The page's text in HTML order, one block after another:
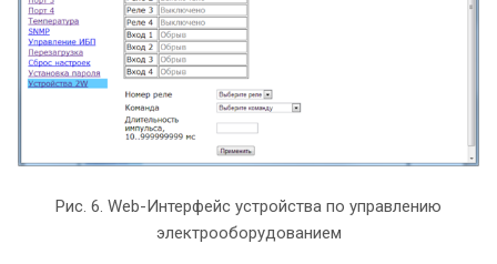
Рис. 6. Web-Интерфейс устройства по управлению
электрооборудованием